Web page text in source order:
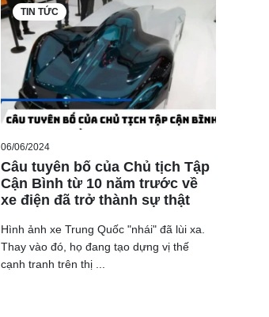
TIN TỨC
06/06/2024
Câu tuyên bố của Chủ tịch Tập
Cận Bình từ 10 năm trước về
xe điện đã trở thành sự thật
Hình ảnh xe Trung Quốc "nhái" đã lùi xa.
Thay vào đó, họ đang tạo dựng vị thế
cạnh tranh trên thị ...